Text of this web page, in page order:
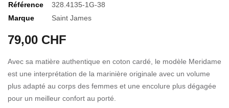
Référence
328.4135-1G-38
Marque
Saint James
79,00 CHF
Avec sa matière authentique en coton cardé, le modèle Meridame
est une interprétation de la marinière originale avec un volume
plus adapté au corps des femmes et une encolure plus dégagée
pour un meilleur confort au porté.